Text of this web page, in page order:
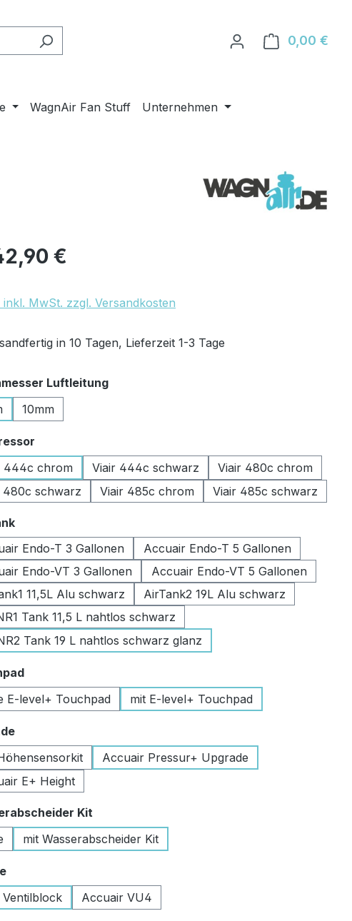
0,00 €
WagnAir Fan Stuff Unternehmen
Preis: €
inkl. MwSt. zzgl. Versandkosten
in 10 Tagen, Lieferzeit 1-3 Tage
Luftleitungauswählen
10mm
444c chrom
Viair 444c schwarz
Viair 480c chrom
480c schwarz
Viair 485c chrom Viair 485c schwarz
auswählen
Endo-T 3 Gallonen
Accuair Endo-T 5 Gallonen
Endo-VT 3 Gallonen
Accuair Endo-VT 5 Gallonen
11,5L Alu schwarz
AirTank2 19L Alu schwarz
Tank 11,5 L nahtlos schwarz
Tank 19 L nahtlos schwarz glanz
auswählen
E-level+ Touchpad
mit E-level+ Touchpad
auswählen
Accuair Pressur+ Upgrade
E+ Height
Kit
mit Wasserabscheider Kit
auswählen
Accuair VU4